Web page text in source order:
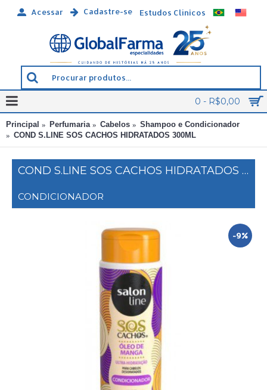
Acessar Cadastre-se Estudos Clínicos
0 - R$0,00
Principal Perfumaria Cabelos
Shampoo e Condicionador
COND S.LINE SOS CACHOS HIDRATADOS 300ML
COND S.LINE SOS CACHOS HIDRATADOS 300ML
CONDICIONADOR
-9%